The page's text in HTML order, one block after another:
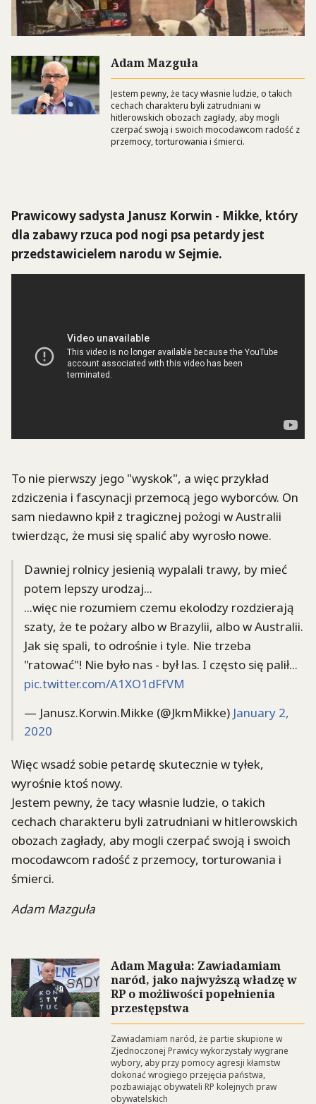
Adam Mazguła
Jestem pewny, że tacy własnie ludzie, o takich
cechach charakteru byli zatrudniani w
hitlerowskich obozach zagłady, aby mogli
czerpać swoją i swoich mocodawcom radość z
przemocy, torturowania i śmierci.
Prawicowy sadysta Janusz Korwin - Mikke, który
dla zabawy rzuca pod nogi psa petardy jest
przedstawicielem narodu w Sejmie.
To nie pierwszy jego "wyskok", a więc przykład
zdziczenia i fascynacji przemocą jego wyborców. On
sam niedawno kpił z tragicznej pożogi w Australii
twierdząc, że musi się spalić aby wyrosło nowe.
Dawniej rolnicy jesienią wypalali trawy, by mieć
potem lepszy urodzaj...
...więc nie rozumiem czemu ekolodzy rozdzierają
szaty, że te pożary albo w Brazylii, albo w Australii.
Jak się spali, to odrośnie i tyle. Nie trzeba
"ratować"! Nie było nas - był las. I często się palił...
pic.twitter.com/A1XO1dFfVM
— Janusz.Korwin.Mikke (@JkmMikke) January 2,
2020
Więc wsadź sobie petardę skutecznie w tyłek,
wyrośnie ktoś nowy.
Jestem pewny, że tacy własnie ludzie, o takich
cechach charakteru byli zatrudniani w hitlerowskich
obozach zagłady, aby mogli czerpać swoją i swoich
mocodawcom radość z przemocy, torturowania i
śmierci.
Adam Mazguła
Adam Maguła: Zawiadamiam
naród, jako najwyższą władzę w
RP o możliwości popełnienia
przestępstwa
Zawiadamiam naród, że partie skupione w
Zjednoczonej Prawicy wykorzystały wygrane
wybory, aby przy pomocy agresji kłamstw
dokonać wrogiego przejęcia państwa,
pozbawiając obywateli RP kolejnych praw
obywatelskich